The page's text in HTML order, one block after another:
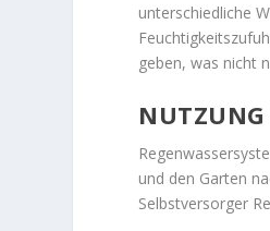
unterschiedliche
geben, was nicht
NUTZUNG
und den Garten
Selbstversorger